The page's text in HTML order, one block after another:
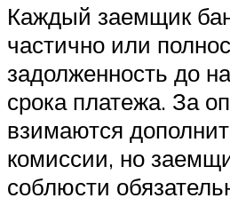
Каждый заемщик
частично или
задолженность до
срока платежа. За
взимаются
комиссии, но
соблюсти